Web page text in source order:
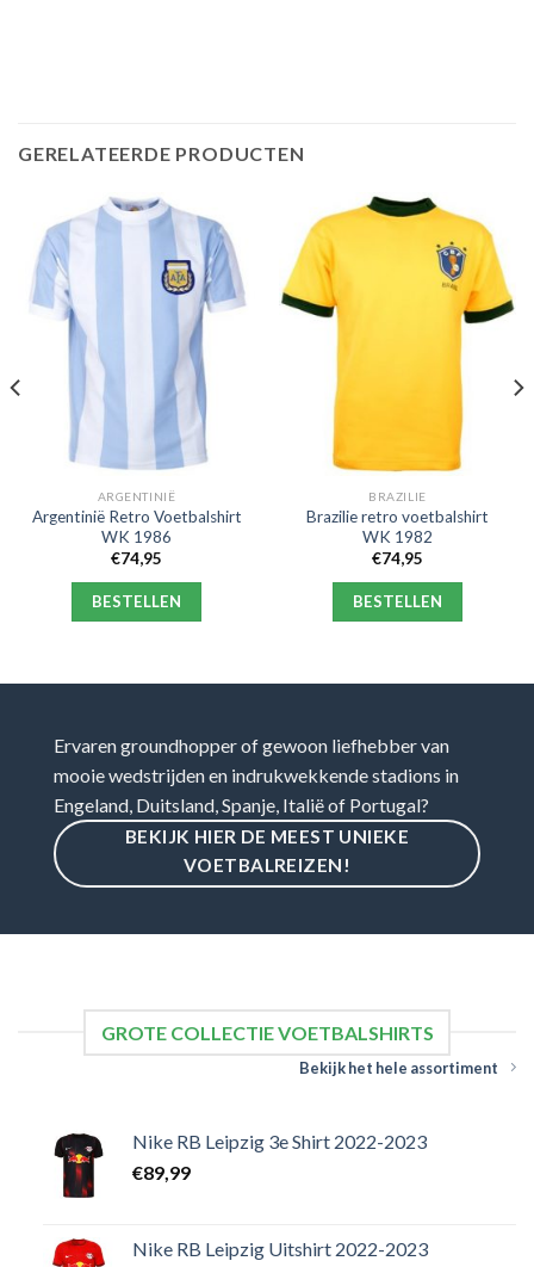
GERELATEERDE PRODUCTEN
ARGENTINIË
Argentinië Retro Voetbalshirt
WK 1986
€74,95
BESTELLEN
BRAZILIE
Brazilie retro voetbalshirt
WK 1982
€74,95
BESTELLEN
Ervaren groundhopper of gewoon liefhebber van
mooie wedstrijden en indrukwekkende stadions in
Engeland, Duitsland, Spanje, Italië of Portugal?
BEKIJK HIER DE MEEST UNIEKE
VOETBALREIZEN!
GROTE COLLECTIE VOETBALSHIRTS
Bekijk het hele assortiment
Nike RB Leipzig 3e Shirt 2022-2023
€89,99
Nike RB Leipzig Uitshirt 2022-2023